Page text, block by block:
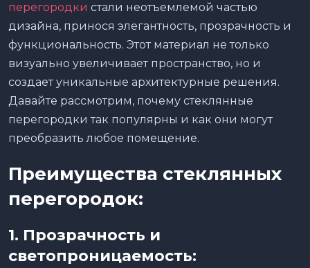
перегородки стали неотъемлемой частью
дизайна, принося элегантность, прозрачность и
функциональность. Этот материал не только
визуально увеличивает пространство, но и
создает уникальные архитектурные решения.
Давайте рассмотрим, почему стеклянные
перегородки так популярны и как они могут
преобразить любое помещение.
Преимущества стеклянных
перегородок:
1. Прозрачность и
светопроницаемость: